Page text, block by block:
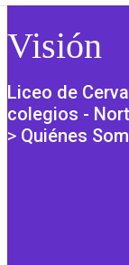
Visión
Liceo de
colegios -
> Quiénes